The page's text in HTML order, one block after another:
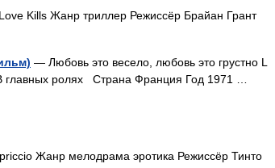
Kills Жанр триллер Режиссёр Брайан Грант
— Любовь это весело, любовь это грустно L
главных ролях Страна Франция Год 1971 …
Жанр мелодрама эротика Режиссёр Тинто